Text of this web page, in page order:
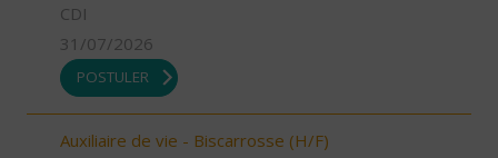
CDI
31/07/2026
POSTULER
Auxiliaire de vie - Biscarrosse (H/F)